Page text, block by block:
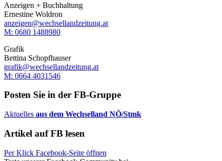
Anzeigen + Buchhaltung
Ernestine Woldron
anzeigen@wechsellandzeitung.at
M: ‭0680 1488980‬
Grafik
Bettina Schopfhauser
grafik@wechsellandzeitung.at
M: 0664 4031546
Posten Sie in der FB-Gruppe
Aktuelles aus dem Wechselland NÖ/Stmk
Artikel auf FB lesen
Per Klick Facebook-Seite öffnen